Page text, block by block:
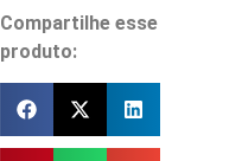
Compartilhe esse
produto: